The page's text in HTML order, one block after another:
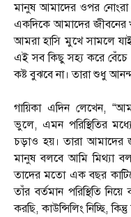
মানুষ আমাদের ওপর নোংরা
একদিকে আমাদের জীবনের
আমরা হাসি মুখে সামলে
এই সব কিছু সহ্য করে বেঁচে
কষ্ট বুঝবে না। তারা শুধু
গায়িকা এদিন লেখেন,
ভুলে, এমন পরিস্থিতির
চড়াও হয়। তারা আমাদের
মানুষ বলবে আমি মিথ্যা
তাদের মতো এক বছর
তাঁর বর্তমান পরিস্থিতি
করছি, কাউন্সিলিং নিচ্ছি,